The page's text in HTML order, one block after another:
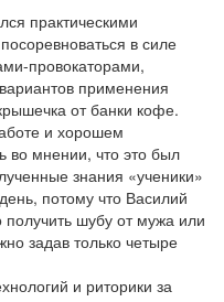
практическими
в силе
провокаторами,
применения
от банки кофе.
и хорошем
во мнении, что это был
знания «ученики»
потому что Василий
шубу от мужа или
задав только четыре
и риторики за